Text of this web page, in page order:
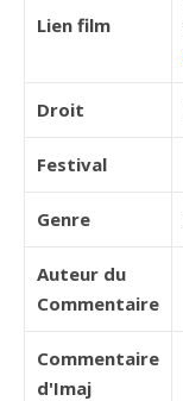
Lien film
Droit
Festival
Genre
Auteur du
Commentaire
Commentaire
d'Imaj